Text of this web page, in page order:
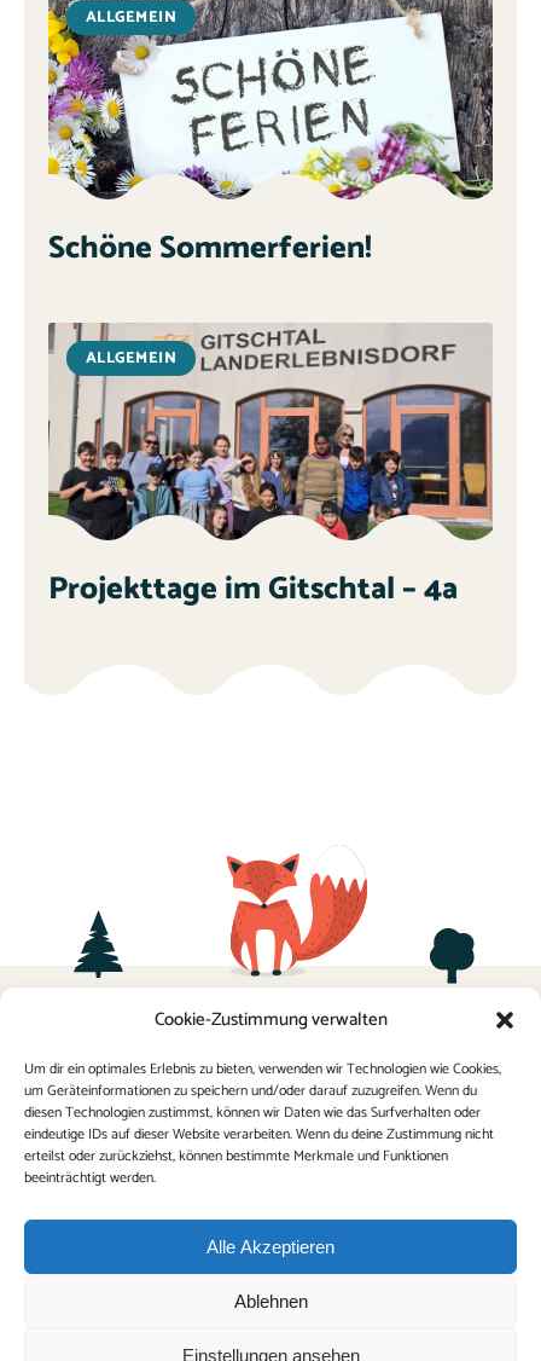
Cookie-Zustimmung verwalten
Um dir ein optimales Erlebnis zu bieten, verwenden wir Technologien wie Cookies,
um Geräteinformationen zu speichern und/oder darauf zuzugreifen. Wenn du
diesen Technologien zustimmst, können wir Daten wie das Surfverhalten oder
eindeutige IDs auf dieser Website verarbeiten. Wenn du deine Zustimmung nicht
erteilst oder zurückziehst, können bestimmte Merkmale und Funktionen
beeinträchtigt werden.
Alle Akzeptieren
Ablehnen
Einstellungen ansehen
ALLGEMEIN
Schöne Sommerferien!
ALLGEMEIN
Projekttage im Gitschtal – 4a
Kontakt
Impressum
Datenschutz
Schulordnung
Termine
Sponsoring
Elternverein